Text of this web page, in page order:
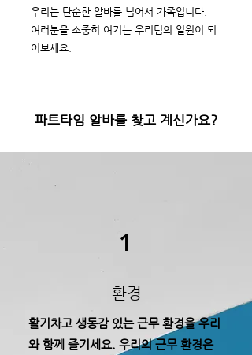
우리는 단순한 알바를 넘어서 가족입니다.
여러분을 소중히 여기는 우리팀의 일원이 되
어보세요.
파트타임 알바를 찾고 계신가요?
1
환경
활기차고 생동감 있는 근무 환경을 우리
와 함께 즐기세요. 우리의 근무 환경은